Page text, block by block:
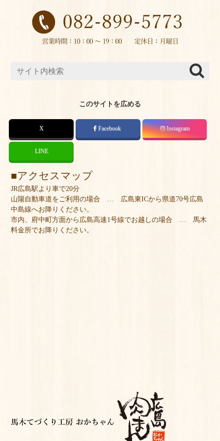
このサイトを広める
X Facebook Instagram
LINE
アクセスマップ
JR広島駅より車で20分
山陽自動車道をご利用の場合 … 広島東ICから県道70号広島
中島線へお降りください。
市内、府中町方面から広島高速1号線でお越しの場合 … 馬木
料金所でお降りください。